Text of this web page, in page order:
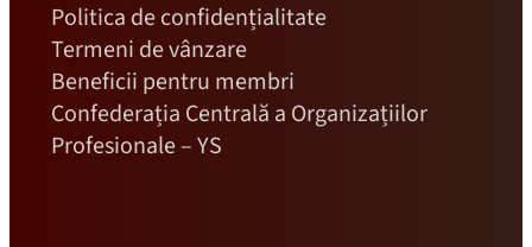
Politica de confidențialitate
Termeni de vânzare
Beneficii pentru membri
Confederația Centrală a Organizațiilor
Profesionale – YS